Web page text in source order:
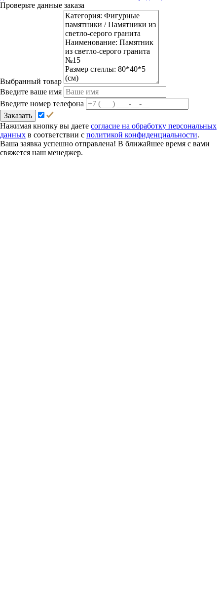
Проверьте данные заказа
Выбранный товар
Введите ваше имя
Введите номер телефона
Заказать
Нажимая кнопку вы даете согласие на обработку персональных
данных в соответствии с политикой конфиденциальности.
Ваша заявка успешно отправлена! В ближайшее время с вами
свяжется наш менеджер.